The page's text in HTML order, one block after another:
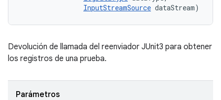
InputStreamSource dataStream)
Devolución de llamada del reenviador JUnit3 para obtener
los registros de una prueba.
Parámetros